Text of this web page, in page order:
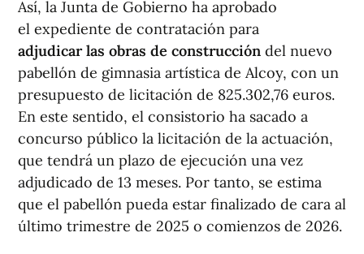
Así, la Junta de Gobierno ha aprobado
el expediente de contratación para
adjudicar las obras de construcción del nuevo
pabellón de gimnasia artística de Alcoy, con un
presupuesto de licitación de 825.302,76 euros.
En este sentido, el consistorio ha sacado a
concurso público la licitación de la actuación,
que tendrá un plazo de ejecución una vez
adjudicado de 13 meses. Por tanto, se estima
que el pabellón pueda estar finalizado de cara al
último trimestre de 2025 o comienzos de 2026.